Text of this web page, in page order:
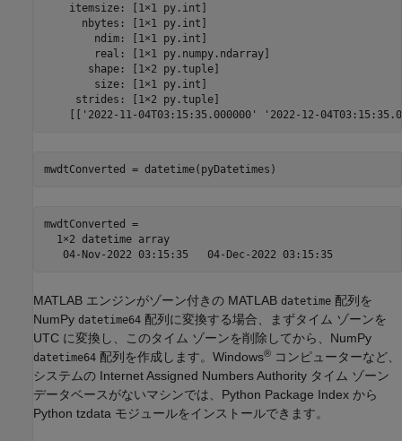
    itemsize: [1×1 py.int]
      nbytes: [1×1 py.int]
        ndim: [1×1 py.int]
        real: [1×1 py.numpy.ndarray]
       shape: [1×2 py.tuple]
        size: [1×1 py.int]
     strides: [1×2 py.tuple]
mwdtConverted =
  1×2 datetime array
MATLAB エンジンがゾーン付きの MATLAB datetime 配列を
NumPy datetime64 配列に変換する場合、まずタイム ゾーンを
UTC に変換し、このタイム ゾーンを削除してから、NumPy
datetime64 配列を作成します。Windows® コンピューターなど、
システムの Internet Assigned Numbers Authority タイム ゾーン
データベースがないマシンでは、Python Package Index から
Python tzdata モジュールをインストールできます。